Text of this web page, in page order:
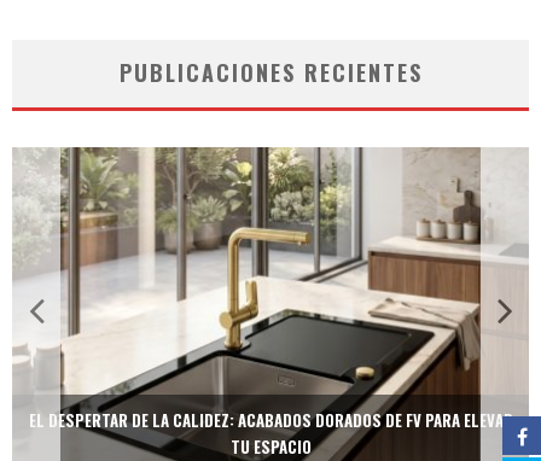
PUBLICACIONES RECIENTES
EL DESPERTAR DE LA CALIDEZ: ACABADOS DORADOS DE FV PARA ELEVAR
TU ESPACIO